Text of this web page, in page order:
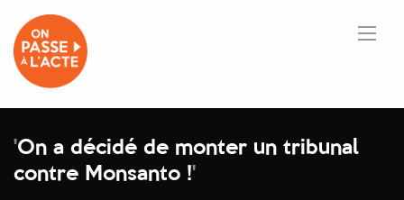
'On a décidé de monter un tribunal
contre Monsanto !'